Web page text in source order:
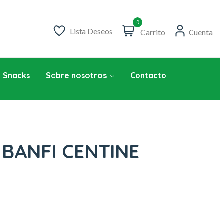
Lista Deseos
0
Carrito Cuenta
Snacks Sobre nosotros Contacto
CENTINE